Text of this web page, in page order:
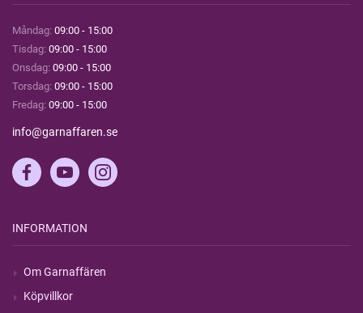
Måndag: 09:00 - 15:00
Tisdag: 09:00 - 15:00
Onsdag: 09:00 - 15:00
Torsdag: 09:00 - 15:00
Fredag: 09:00 - 15:00
info@garnaffaren.se
INFORMATION
Om Garnaffären
Köpvillkor